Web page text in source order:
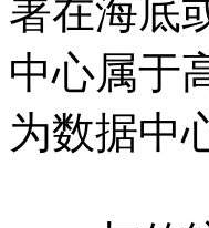
署在海底
中心属于
为数据中